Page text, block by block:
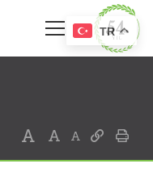
TR